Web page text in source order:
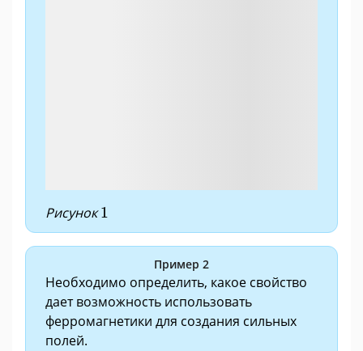
Рисунок1
1
Пример 2
Необходимо определить, какое свойство
дает возможность использовать
ферромагнетики для создания сильных
полей.